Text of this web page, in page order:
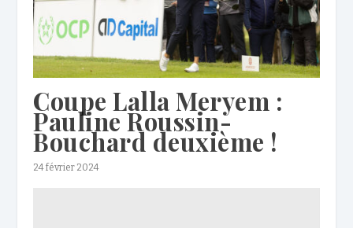
Coupe Lalla Meryem :
Pauline Roussin-
Bouchard deuxième !
24 février 2024